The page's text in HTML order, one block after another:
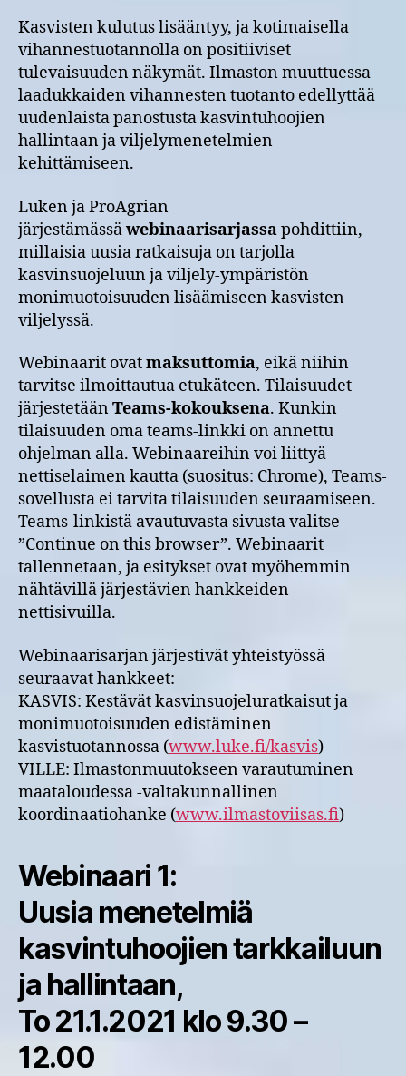
Kasvisten kulutus lisääntyy, ja kotimaisella
vihannestuotannolla on positiiviset
tulevaisuuden näkymät. Ilmaston muuttuessa
laadukkaiden vihannesten tuotanto edellyttää
uudenlaista panostusta kasvintuhoojien
hallintaan ja viljelymenetelmien
kehittämiseen.
Luken ja ProAgrian
järjestämässäwebinaarisarjassapohdittiin,
millaisia uusia ratkaisuja on tarjolla
kasvinsuojeluun ja viljely-ympäristön
monimuotoisuuden lisäämiseen kasvisten
viljelyssä.
Webinaarit ovatmaksuttomia, eikä niihin
tarvitse ilmoittautua etukäteen. Tilaisuudet
järjestetäänTeams-kokouksena. Kunkin
tilaisuuden oma teams-linkki on annettu
ohjelman alla. Webinaareihin voi liittyä
nettiselaimen kautta (suositus: Chrome), Teams-
sovellusta ei tarvita tilaisuuden seuraamiseen.
Teams-linkistä avautuvasta sivusta valitse
”Continue on this browser”. Webinaarit
tallennetaan, ja esitykset ovat myöhemmin
nähtävillä järjestävien hankkeiden
nettisivuilla.
Webinaarisarjan järjestivät yhteistyössä
seuraavat hankkeet:
KASVIS: Kestävät kasvinsuojeluratkaisut ja
monimuotoisuuden edistäminen
kasvistuotannossa (www.luke.fi/kasvis)
VILLE: Ilmastonmuutokseen varautuminen
maataloudessa -valtakunnallinen
koordinaatiohanke (www.ilmastoviisas.fi)
Webinaari 1:
Uusia menetelmiä
kasvintuhoojien tarkkailuun
ja hallintaan,
To 21.1.2021 klo 9.30 –
12.00